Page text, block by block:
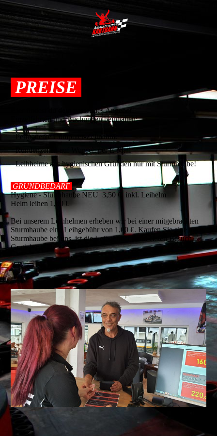
PREISE
Hier findest du dein passendes Angebot!
Einzelfahrten und Buchungen beinhalten:
Permanente Computer-Zeitnahme
Rundenzeiten auf Wunsch per E-Mail
Leihhelme aus hygienischen Gründen nur mit Sturmhaube!
GRUNDBEDARF
Hygiene - Sturmhaube NEU 3,50 € inkl. Leihelm
Helm leihen 1,00 €
Bei unserem Leihhelmen erheben wir bei einer mitgebrachten
Sturmhaube eine Leihgebühr von 1,00 €. Kaufen Sie eine neue
Sturmhaube bei uns, ist die Leihgebühr beim ersten Besuch
Gratis!